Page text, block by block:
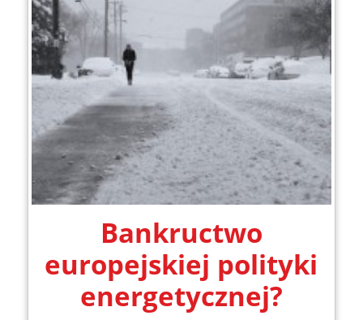
Bankructwo
europejskiej polityki
energetycznej?